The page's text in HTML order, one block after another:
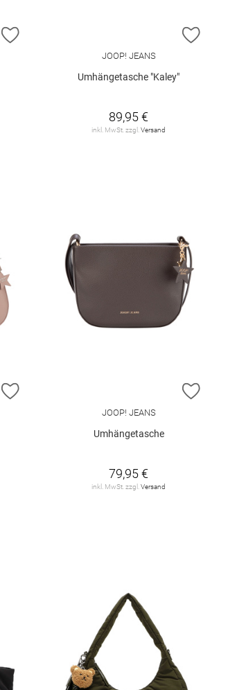
ZUR
JOOP! JEANS
Umhängetasche "Kaley"
89,95 €
inkl. MwSt. zzgl.Versand
ZUR
JOOP! JEANS
Umhängetasche
79,95 €
inkl. MwSt. zzgl.Versand